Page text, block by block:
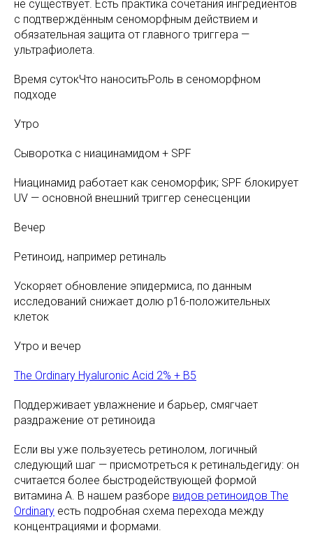
не существует. Есть практика сочетания ингредиентов
с подтверждённым сеноморфным действием и
обязательная защита от главного триггера —
ультрафиолета.
Время сутокЧто наноситьРоль в сеноморфном
подходе
Утро
Сыворотка с ниацинамидом + SPF
Ниацинамид работает как сеноморфик; SPF блокирует
UV — основной внешний триггер сенесценции
Вечер
Ретиноид, например ретиналь
Ускоряет обновление эпидермиса, по данным
исследований снижает долю p16-положительных
клеток
Утро и вечер
The Ordinary Hyaluronic Acid 2% + B5
Поддерживает увлажнение и барьер, смягчает
раздражение от ретиноида
Если вы уже пользуетесь ретинолом, логичный
следующий шаг — присмотреться к ретинальдегиду: он
считается более быстродействующей формой
витамина А. В нашем разборе видов ретиноидов The
Ordinary есть подробная схема перехода между
концентрациями и формами.